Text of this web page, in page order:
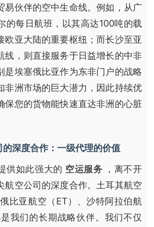
易伙伴的空中生命线。例如，从广
的每日航班，以其高达100吨的载
欧亚大陆的重要枢纽；而长沙至亚
线，则直接服务于日益增长的中非
是埃塞俄比亚作为东非门户的战略
非洲市场的巨大潜力，因此持续优
保您的货物能快速直达非洲的心脏
深度合作：一级代理的价值
供如此强大的 空运服务 ，离不开
航空公司的深度合作。土耳其航空
俄比亚航空（ET）、沙特阿拉伯航
我们的长期战略伙伴。我们不仅